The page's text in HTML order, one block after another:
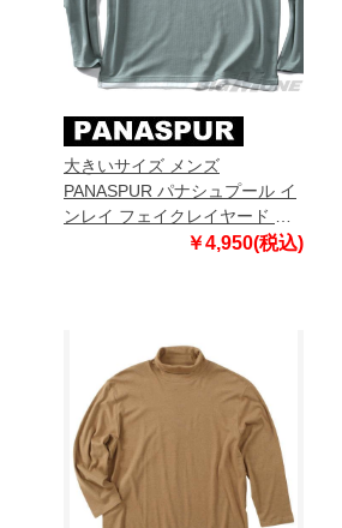
大きいサイズ メンズ
PANASPUR パナシュプール イ
ンレイ フェイクレイヤード 長
袖 Tシャツ 4401-602z￥4,950(税込)